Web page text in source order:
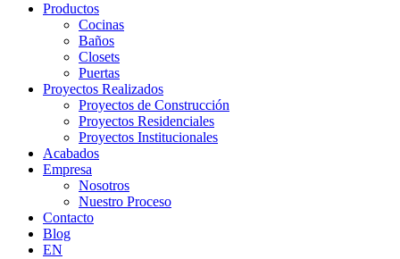
Productos
Cocinas
Baños
Closets
Puertas
Proyectos Realizados
Proyectos de Construcción
Proyectos Residenciales
Proyectos Institucionales
Acabados
Empresa
Nosotros
Nuestro Proceso
Contacto
Blog
EN